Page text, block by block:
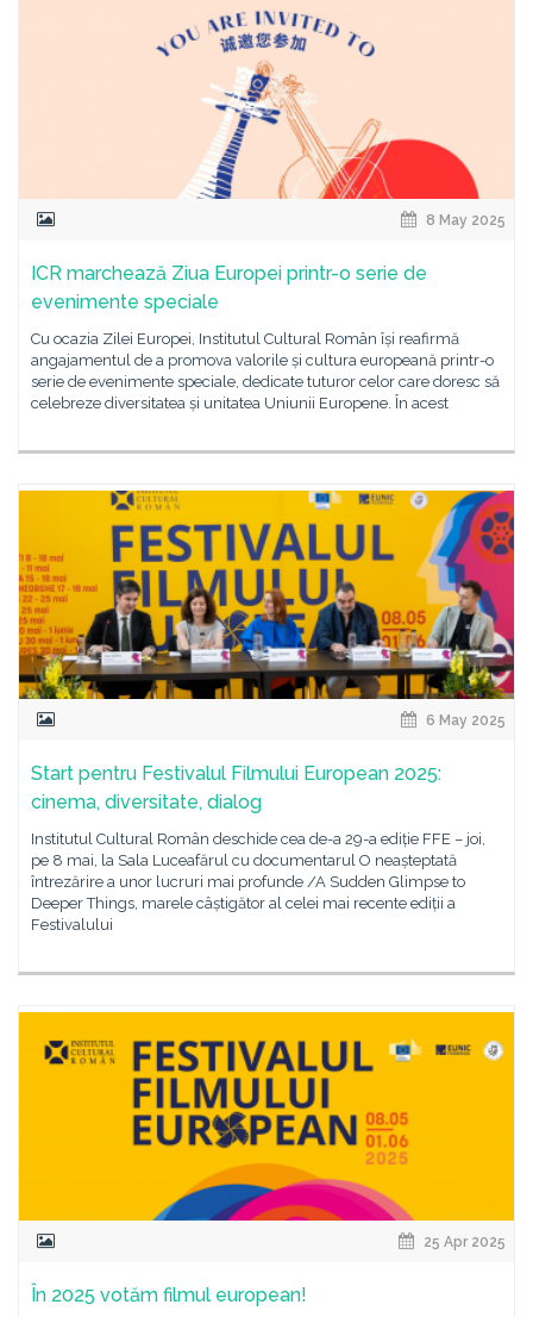
8 May 2025
ICR marchează Ziua Europei printr-o serie de
evenimente speciale
Cu ocazia Zilei Europei, Institutul Cultural Român își reafirmă
angajamentul de a promova valorile și cultura europeană printr-o
serie de evenimente speciale, dedicate tuturor celor care doresc să
celebreze diversitatea și unitatea Uniunii Europene. În acest
6 May 2025
Start pentru Festivalul Filmului European 2025:
cinema, diversitate, dialog
Institutul Cultural Român deschide cea de-a 29-a ediție FFE – joi,
pe 8 mai, la Sala Luceafărul cu documentarul O neașteptată
întrezărire a unor lucruri mai profunde /A Sudden Glimpse to
Deeper Things, marele câștigător al celei mai recente ediții a
Festivalului
25 Apr 2025
În 2025 votăm filmul european!